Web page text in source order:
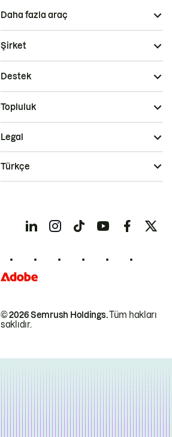
Daha fazla araç
Şirket
Destek
Topluluk
© 2026 Semrush Holdings.Tüm hakları
saklıdır.
Legal
Türkçe